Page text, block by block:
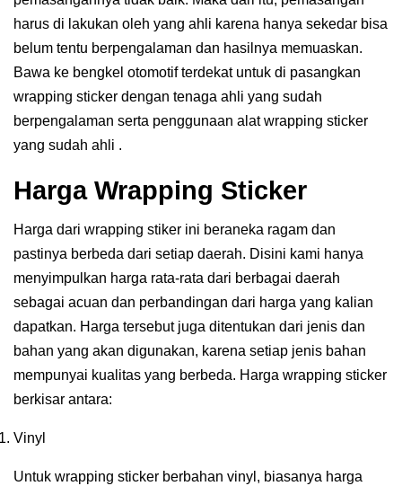
harus di lakukan oleh yang ahli karena hanya sekedar bisa
belum tentu berpengalaman dan hasilnya memuaskan.
Bawa ke bengkel otomotif terdekat untuk di pasangkan
wrapping sticker dengan tenaga ahli yang sudah
berpengalaman serta penggunaan alat wrapping sticker
yang sudah ahli .
Harga Wrapping Sticker
Harga dari wrapping stiker ini beraneka ragam dan
pastinya berbeda dari setiap daerah. Disini kami hanya
menyimpulkan harga rata-rata dari berbagai daerah
sebagai acuan dan perbandingan dari harga yang kalian
dapatkan. Harga tersebut juga ditentukan dari jenis dan
bahan yang akan digunakan, karena setiap jenis bahan
mempunyai kualitas yang berbeda. Harga wrapping sticker
berkisar antara:
Vinyl
Untuk wrapping sticker berbahan vinyl, biasanya harga